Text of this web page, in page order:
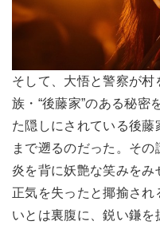
そして、大悟と警察が
族・“後藤家”のある秘密
た隠しにされている後
まで遡るのだった。そ
炎を背に妖艶な笑みをみ
正気を失ったと揶揄され
いとは裏腹に、鋭い鎌